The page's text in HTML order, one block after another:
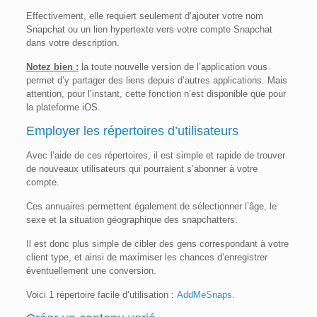
Effectivement, elle requiert seulement d’ajouter votre nom
Snapchat ou un lien hypertexte vers votre compte Snapchat
dans votre description.
Notez bien : la toute nouvelle version de l’application vous
permet d’y partager des liens depuis d’autres applications. Mais
attention, pour l’instant, cette fonction n’est disponible que pour
la plateforme iOS.
Employer les répertoires d’utilisateurs
Avec l’aide de ces répertoires, il est simple et rapide de trouver
de nouveaux utilisateurs qui pourraient s’abonner à votre
compte.
Ces annuaires permettent également de sélectionner l’âge, le
sexe et la situation géographique des snapchatters.
Il est donc plus simple de cibler des gens correspondant à votre
client type, et ainsi de maximiser les chances d’enregistrer
éventuellement une conversion.
Voici 1 répertoire facile d’utilisation : AddMeSnaps.